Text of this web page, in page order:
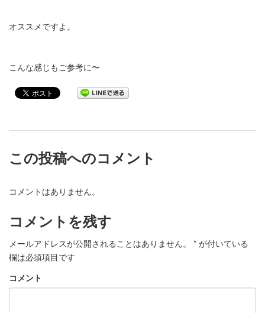
オススメですよ。
こんな感じもご参考に〜
この投稿へのコメント
コメントはありません。
コメントを残す
メールアドレスが公開されることはありません。 * が付いている
欄は必須項目です
コメント